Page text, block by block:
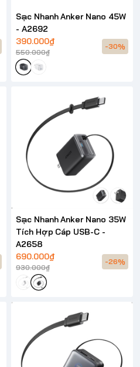
Sạc Nhanh Anker Nano 45W
- A2692
390.000₫
550.000₫
-30%
Sạc Nhanh Anker Nano 35W
Tích Hợp Cáp USB-C -
A2658
690.000₫
930.000₫
-26%